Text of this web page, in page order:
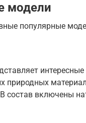
модели
популярные
природных
состав включены